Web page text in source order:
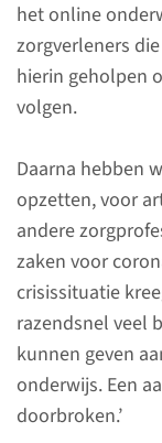
het online
zorgverleners
hierin geholpen
volgen.
Daarna hebben
opzetten, voor
andere
zaken voor
crisissituatie
razendsnel veel
kunnen geven
onderwijs. Een
doorbroken.’
wat
Ook